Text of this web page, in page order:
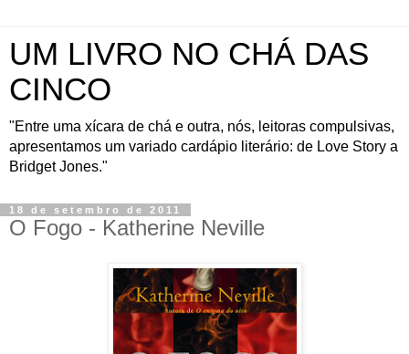
UM LIVRO NO CHÁ DAS
CINCO
"Entre uma xícara de chá e outra, nós, leitoras compulsivas,
apresentamos um variado cardápio literário: de Love Story a
Bridget Jones."
18 de setembro de 2011
O Fogo - Katherine Neville